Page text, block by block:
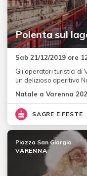
Polenta sul
Sab 21/12/2019 ore
Gli operatori turistici di
un delizioso aperitivo
Natale a Varenna
SAGRE E FESTE
Piazza San Giorgio
VARENNA